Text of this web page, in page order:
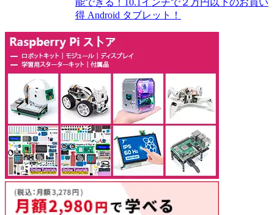
能できる！10.1インチで２万円以下のお買い
得 Android タブレット！